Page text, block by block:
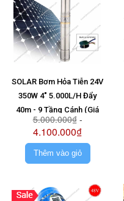
SOLAR Bơm Hỏa Tiễn 24V
350W 4" 5.000L/H Đẩy
40m - 9 Tầng Cánh (Giá
Không Pin)
5.000.000₫-
4.100.000₫
Thêm vào giỏ